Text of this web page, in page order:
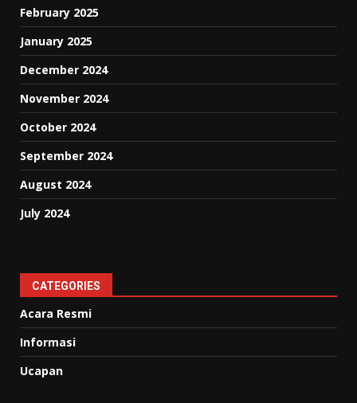
February 2025
January 2025
December 2024
November 2024
October 2024
September 2024
August 2024
July 2024
CATEGORIES
Acara Resmi
Informasi
Ucapan